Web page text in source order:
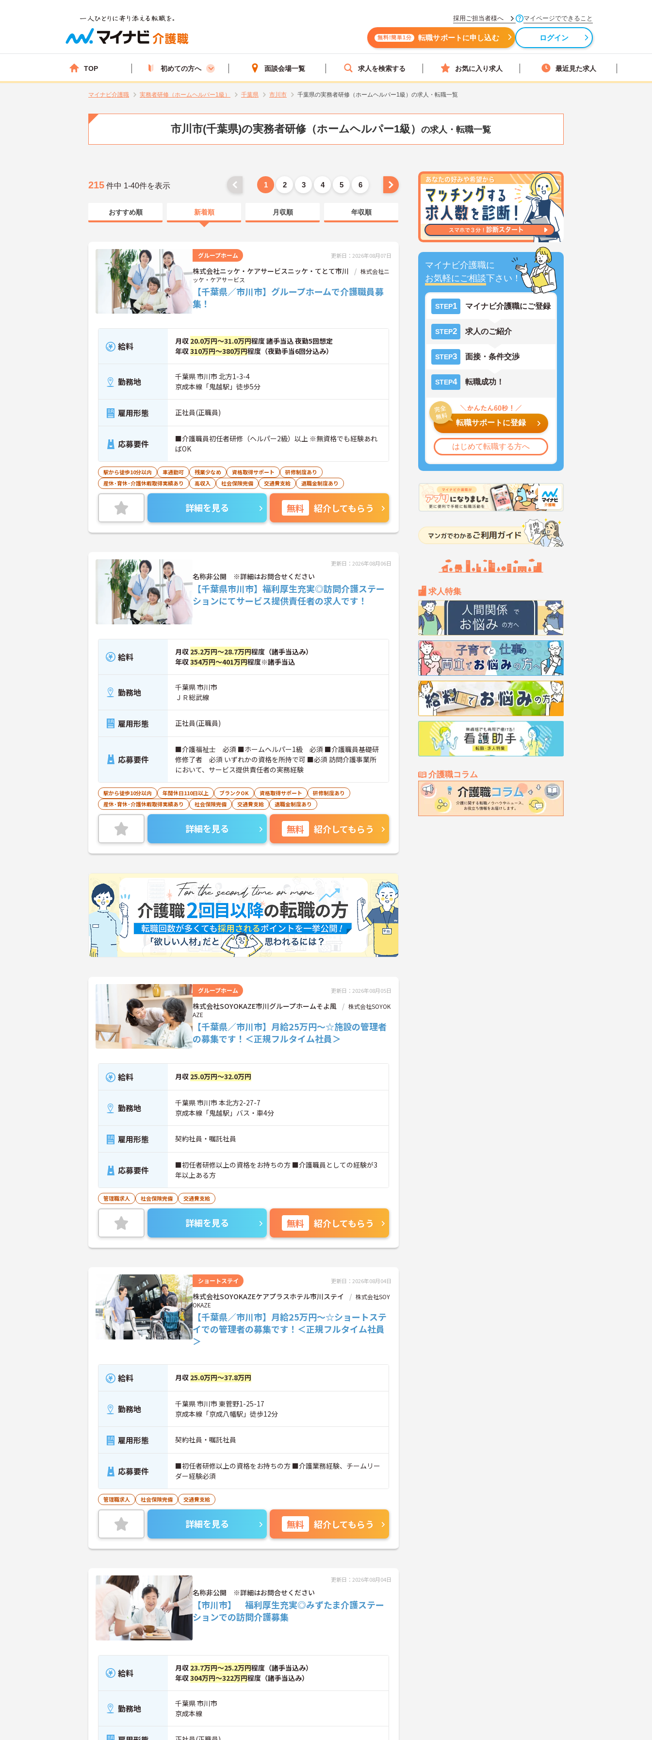
採用ご担当者様へ マイページでできること
無料!簡単1分 転職サポートに申し込む ログイン
TOP 初めての方へ 面談会場一覧 求人を検索する お気に入り求人 最近見た求人
マイナビ介護職 実務者研修（ホームヘルパー1級） 千葉県 市川市 千葉県の実務者研修（ホームヘルパー1級）の求人・転職一覧
市川市(千葉県)の実務者研修（ホームヘルパー1級） の求人・転職一覧
マイナビ介護職に
お気軽にご相談下さい！
STEP1 マイナビ介護職にご登録
STEP2 求人のご紹介
STEP3 面接・条件交渉
STEP4 転職成功！
転職サポートに登録
はじめて転職する方へ
求人特集
介護職コラム
215 件中 1-40件を表示 1 2 3 4 5 6
おすすめ順 新着順 月収順 年収順
グループホーム 更新日：2026年08月07日
株式会社ニッケ・ケアサービスニッケ・てとて市川
株式会社ニ
ッケ・ケアサービス
【千葉県／市川市】グループホームで介護職員募
集！
給料 月収 20.0万円～31.0万円程度 諸手当込 夜勤5回想定
年収310万円～380万円程度（夜勤手当6回分込み）
勤務地
千葉県 市川市 北方1-3-4
京成本線「鬼越駅」徒歩5分
雇用形態 正社員(正職員)
応募要件
■介護職員初任者研修（ヘルパー2級）以上 ※無資格でも経験あれ
ばOK
駅から徒歩10分以内 車通勤可 残業少なめ 資格取得サポート
研修制度あり
産休･育休･介護休暇取得実績あり
高収入 社会保険完備 交通費支給 退職金制度あり
詳細を見る 無料 紹介してもらう
更新日：2026年08月06日
名称非公開 ※詳細はお問合せください
【千葉県市川市】福利厚生充実◎訪問介護ステー
ションにてサービス提供責任者の求人です！
給料 月収 25.2万円～28.7万円程度（諸手当込み）
年収354万円～401万円程度※諸手当込
勤務地
千葉県 市川市
ＪＲ総武線
雇用形態 正社員(正職員)
応募要件
■介護福祉士 必須 ■ホームヘルパー1級 必須 ■介護職員基礎研
修修了者 必須 いずれかの資格を所持で可 ■必須 訪問介護事業所
において、サービス提供責任者の実務経験
駅から徒歩10分以内 年間休日110日以上 ブランクOK 資格取得サポート
研修制度あり
産休･育休･介護休暇取得実績あり
社会保険完備 交通費支給 退職金制度あり
詳細を見る 無料 紹介してもらう
グループホーム 更新日：2026年08月05日
株式会社SOYOKAZE市川グループホームそよ風
株式会社SOYOK
AZE
【千葉県／市川市】月給25万円～☆施設の管理者
の募集です！＜正規フルタイム社員＞
給料 月収 25.0万円～32.0万円
勤務地
千葉県 市川市 本北方2-27-7
京成本線「鬼越駅」バス・車4分
雇用形態 契約社員・嘱託社員
応募要件
■初任者研修以上の資格をお持ちの方 ■介護職員としての経験が3
年以上ある方
管理職求人 社会保険完備 交通費支給
詳細を見る 無料 紹介してもらう
ショートステイ 更新日：2026年08月04日
株式会社SOYOKAZEケアプラスホテル市川ステイ
株式会社SOY
OKAZE
【千葉県／市川市】月給25万円～☆ショートステ
イでの管理者の募集です！＜正規フルタイム社員
＞
給料 月収 25.0万円～37.8万円
勤務地
千葉県 市川市 東菅野1-25-17
京成本線「京成八幡駅」徒歩12分
雇用形態 契約社員・嘱託社員
応募要件
■初任者研修以上の資格をお持ちの方 ■介護業務経験、チームリー
ダー経験必須
管理職求人 社会保険完備 交通費支給
詳細を見る 無料 紹介してもらう
更新日：2026年08月04日
名称非公開 ※詳細はお問合せください
【市川市】 福利厚生充実◎みずたま介護ステー
ションでの訪問介護募集
給料 月収 23.7万円～25.2万円程度（諸手当込み）
年収304万円～322万円程度（諸手当込み）
勤務地
千葉県 市川市
京成本線